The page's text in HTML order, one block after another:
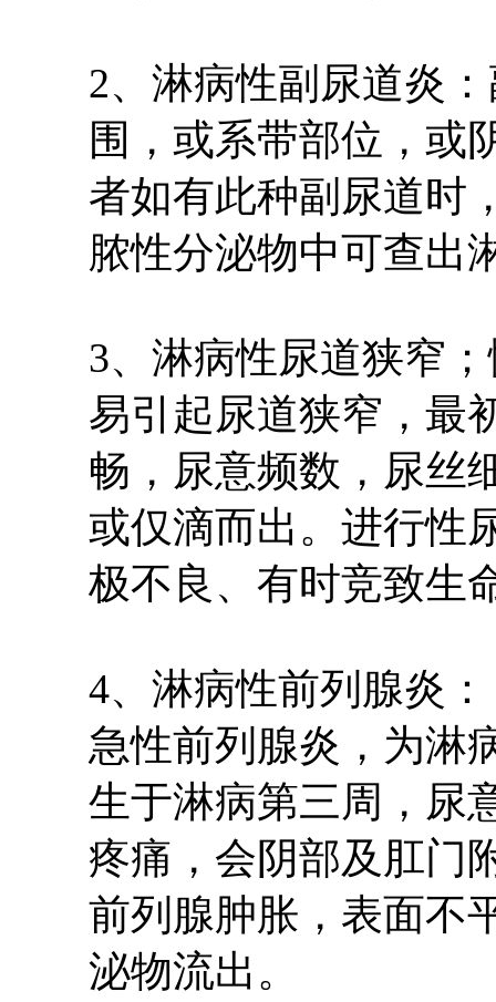
2、淋病性副尿道炎
围，或系带部位，或
者如有此种副尿道时
脓性分泌物中可查出
3、淋病性尿道狭窄
易引起尿道狭窄，最
畅，尿意频数，尿丝
或仅滴而出。进行性
极不良、有时竞致生
4、淋病性前列腺炎
急性前列腺炎，为淋
生于淋病第三周，尿
疼痛，会阴部及肛门
前列腺肿胀，表面不
泌物流出。